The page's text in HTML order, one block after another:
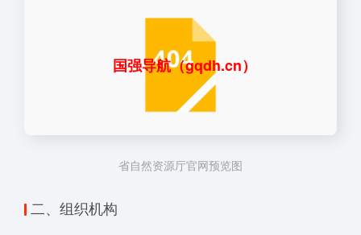
国强导航（gqdh.cn）
省自然资源厅官网预览图
二、组织机构